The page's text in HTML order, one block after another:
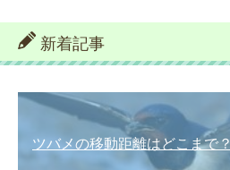
新着記事
ツバメの移動距離はどこまで？